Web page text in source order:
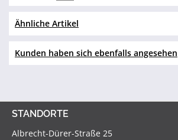
Ähnliche Artikel
Kunden haben sich ebenfalls angesehen
STANDORTE
Albrecht-Dürer-Straße 25